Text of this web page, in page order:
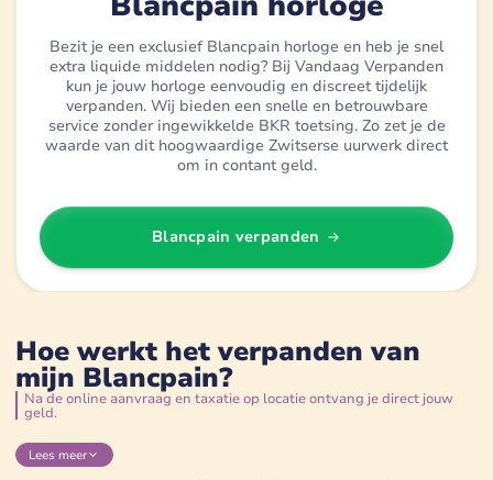
Bezit je een exclusief Blancpain horloge en heb je snel
extra liquide middelen nodig? Bij Vandaag Verpanden
kun je jouw horloge eenvoudig en discreet tijdelijk
verpanden. Wij bieden een snelle en betrouwbare
service zonder ingewikkelde BKR toetsing. Zo zet je de
waarde van dit hoogwaardige Zwitserse uurwerk direct
om in contant geld.
Blancpain verpanden
Hoe werkt het verpanden van
mijn Blancpain?
Na de online aanvraag en taxatie op locatie ontvang je direct jouw
geld.
Lees meer